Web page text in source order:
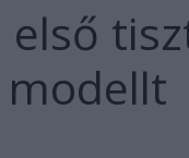
modellt